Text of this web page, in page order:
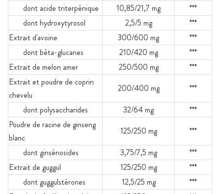
dont acide triterpénique
10,85/21,7 mg
***
dont hydroxytyrosol
2,5/5 mg
***
Extrait d'avoine
300/600 mg
***
dont bêta-glucanes
210/420 mg
***
Extrait de melon amer
250/500 mg
***
Extrait et poudre de coprin
chevelu
200/400 mg
***
dont polysaccharides
32/64 mg
***
Poudre de racine de ginseng
blanc
125/250 mg
***
dont ginsénosides
3,75/7,5 mg
***
Extrait de guggul
125/250 mg
***
dont guggulstérones
12,5/25 mg
***